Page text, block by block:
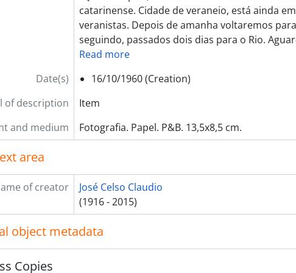
[Item] BR ESAPEES JCC.PES.10.F.079v - Verso Escola Militar de Rezende. Com os seguintes
[Item] BR ESAPEES JCC.PES.10..F.080 - Itapoan. Bahia, Sem
[Item] BR ESAPEES JCC.PES.10.F.085 - Postal recebido de Bráulio com a imagem da igreja do Cipó,
[Item] BR ESAPEES JCC.PES.10.F.085v - Verso Postal recebido de Bráulio com a imagem da igreja do
[Item] BR ESAPEES JCC.PES.10.F.222 - Farol da Barra. Bahia,
[Item] BR ESAPEES JCC.PES.10.F.273 - “Queridos pais, temos nos divertido muito nessa praia gaúcha e catarinense. Cidade de veraneio, está ainda em número reduzido de veranistas. Depois de
[Item] BR ESAPEES JCC.PES.10.F.277 - “Prezado titio Zezé, este postal representa uma parte do conjunto principal da Escola. Mamãe chegou bem ruinzinha, felizmente já se encontra mais descansada. Por que o senhor não mandou Anna Amélia? Disse
[Item] BR ESAPEES JCC.PES.10.F.277v - Verso “Prezado titio Zezé, este postal representa uma parte do conjunto principal da Escola. Mamãe chegou bem ruinzinha, felizmente já se encontra mais descansada. Por que o senhor não mandou Anna Amélia?
[Dossiê] BR ESAPEES JCC.PES.11 - Praça de Afonso Claudio, 1941
[Dossiê] BR ESAPEES JCC.PES.13 - Retrato, 1928 - 1974
BR ESAPEES JCC.EDU - Secretaria de Educação, 1930 - 1966
[Dossiê] BR ESAPEES JCC.EDU.1 - Assinatura do decreto de
[Dossiê] BR ESAPEES JCC.EDU.2 - Atividades agrícolas
[Dossiê] BR ESAPEES JCC.EDU.4 - Bancas examinadoras de
[Dossiê] BR ESAPEES JCC.EDU.5. - Comissão de Prédios
[Dossiê] BR ESAPEES JCC.EDU.6 - Escola Normal Pedro II.
catarinense. Cidade de veraneio, está ainda
veranistas. Depois de amanha voltaremos
seguindo, passados dois dias para o Rio.
Read more
Date(s)
16/10/1960 (Creation)
of description
Item
and medium
Fotografia. Papel. P&B. 13,5x8,5 cm.
area
of creator
José Celso Claudio
(1916 - 2015)
object metadata
Copies